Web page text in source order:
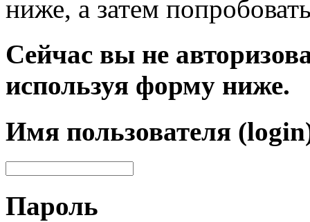
ниже, а затем
Сейчас вы не
используя форму ниже.
Имя пользователя
Пароль